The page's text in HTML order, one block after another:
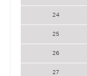
24
25
26
27